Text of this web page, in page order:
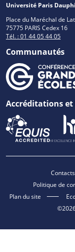
Université Paris
Place du Maréchal de
75775 PARIS Cedex 16
Tél. : 01 44 05 44 05
Communautés
Accréditations et
Contacts
Politique de
Plan du site